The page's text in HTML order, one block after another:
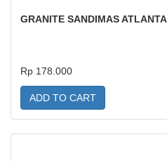
GRANITE SANDIMAS
Rp 178.000
ADD TO CART